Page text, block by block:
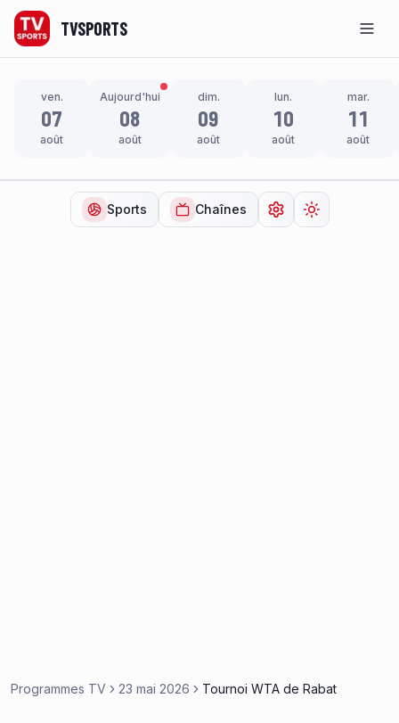
TVSPORTS
ven.
07
août
Aujourd'hui
08
août
dim.
09
août
lun.
10
août
mar.
11
août
Sports Chaînes Ouvrir lesChanger de
Programmes TV 23 mai 2026 Tournoi WTA de Rabat